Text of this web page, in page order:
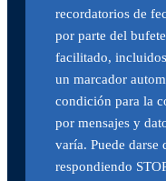
recordatorios de
por parte del
facilitado,
un marcador
condición para la
por mensajes y
varía. Puede darse
respondiendo